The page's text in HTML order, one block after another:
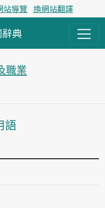
站導覽 換網站翻譯
辭典
職業
內容區
語